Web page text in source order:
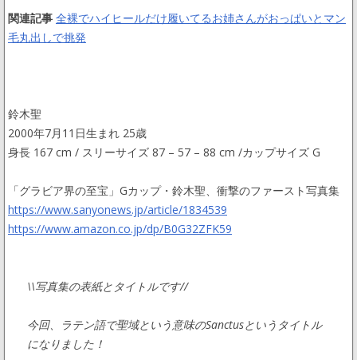
関連記事 全裸でハイヒールだけ履いてるお姉さんがおっぱいとマン
毛丸出しで挑発
鈴木聖
2000年7月11日生まれ 25歳
身長 167 cm / スリーサイズ 87 – 57 – 88 cm /カップサイズ G
「グラビア界の至宝」Gカップ・鈴木聖、衝撃のファースト写真集
https://www.sanyonews.jp/article/1834539
https://www.amazon.co.jp/dp/B0G32ZFK59
\\写真集の表紙とタイトルです//
今回、ラテン語で聖域という意味のSanctusというタイトル
になりました！